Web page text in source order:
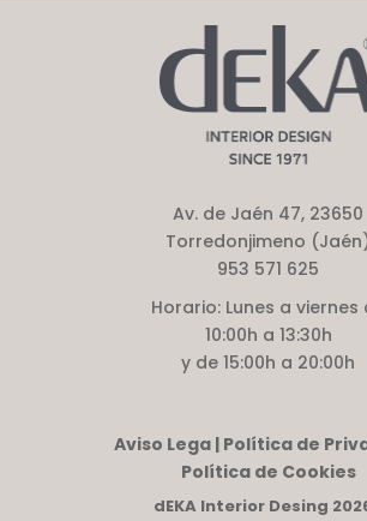
Av. de Jaén 47, 23650
Torredonjimeno
953 571 625
Horario:Lunes a viernes
10:00h a 13:30h
y de 15:00h a 20:00h
Aviso Lega | Política de
Política de Cookies
dEKA Interior Desing